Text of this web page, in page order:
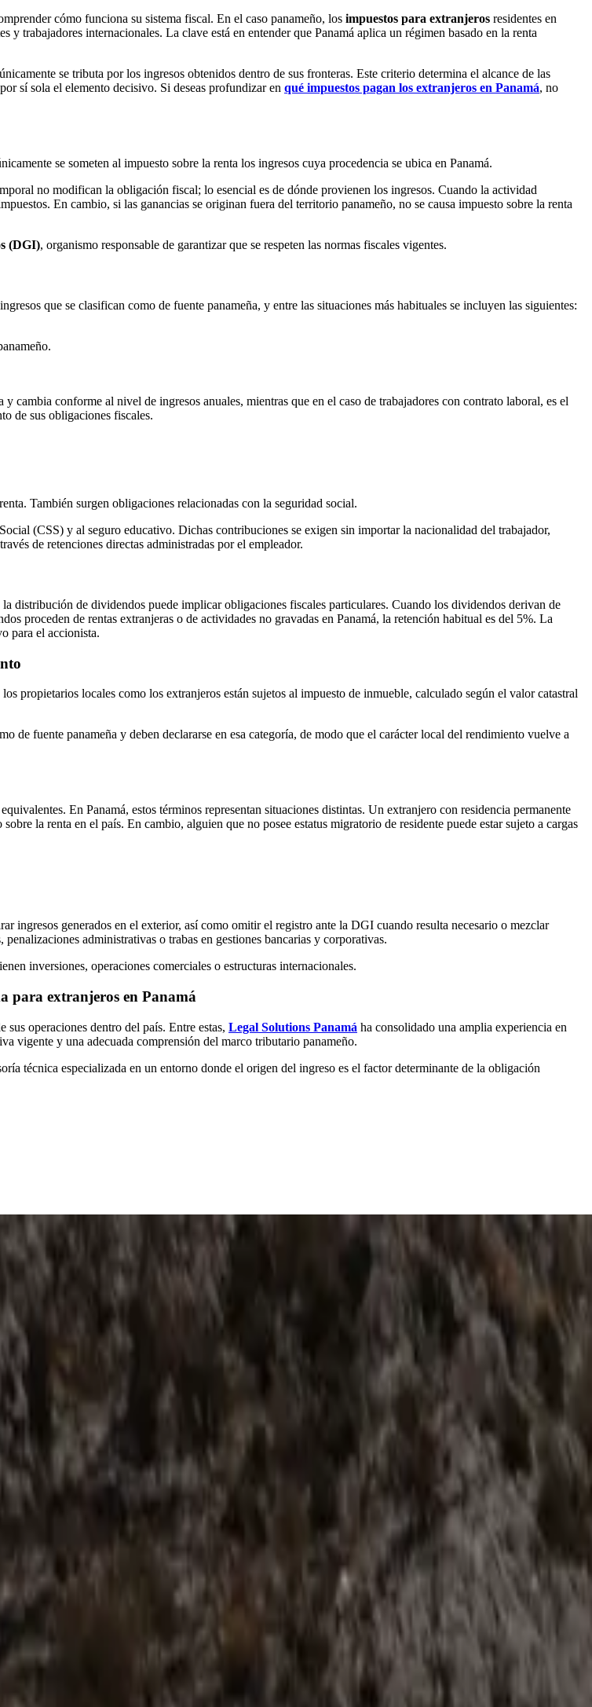
cómo funciona su sistema fiscal. En el caso panameño, los impuestos para extranjeros residentes en
y trabajadores internacionales. La clave está en entender que Panamá aplica un régimen basado en la renta
se tributa por los ingresos obtenidos dentro de sus fronteras. Este criterio determina el alcance de las
sí sola el elemento decisivo. Si deseas profundizar en qué impuestos pagan los extranjeros en Panamá, no
se someten al impuesto sobre la renta los ingresos cuya procedencia se ubica en Panamá.
no modifican la obligación fiscal; lo esencial es de dónde provienen los ingresos. Cuando la actividad
En cambio, si las ganancias se originan fuera del territorio panameño, no se causa impuesto sobre la renta
(DGI), organismo responsable de garantizar que se respeten las normas fiscales vigentes.
que se clasifican como de fuente panameña, y entre las situaciones más habituales se incluyen las siguientes:
cambia conforme al nivel de ingresos anuales, mientras que en el caso de trabajadores con contrato laboral, es el
de sus obligaciones fiscales.
También surgen obligaciones relacionadas con la seguridad social.
(CSS) y al seguro educativo. Dichas contribuciones se exigen sin importar la nacionalidad del trabajador,
de retenciones directas administradas por el empleador.
distribución de dividendos puede implicar obligaciones fiscales particulares. Cuando los dividendos derivan de
proceden de rentas extranjeras o de actividades no gravadas en Panamá, la retención habitual es del 5%. La
para el accionista.
propietarios locales como los extranjeros están sujetos al impuesto de inmueble, calculado según el valor catastral
de fuente panameña y deben declararse en esa categoría, de modo que el carácter local del rendimiento vuelve a
En Panamá, estos términos representan situaciones distintas. Un extranjero con residencia permanente
la renta en el país. En cambio, alguien que no posee estatus migratorio de residente puede estar sujeto a cargas
ingresos generados en el exterior, así como omitir el registro ante la DGI cuando resulta necesario o mezclar
administrativas o trabas en gestiones bancarias y corporativas.
inversiones, operaciones comerciales o estructuras internacionales.
para extranjeros en Panamá
operaciones dentro del país. Entre estas, Legal Solutions Panamá ha consolidado una amplia experiencia en
vigente y una adecuada comprensión del marco tributario panameño.
técnica especializada en un entorno donde el origen del ingreso es el factor determinante de la obligación